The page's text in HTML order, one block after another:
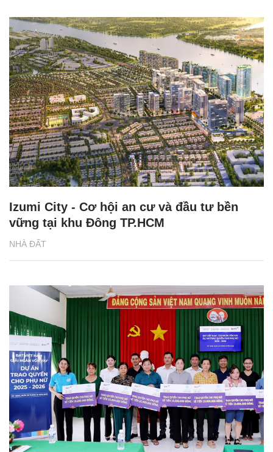
NHÀ ĐẤT
Izumi City - Cơ hội an cư và đầu tư bền
vững tại khu Đông TP.HCM